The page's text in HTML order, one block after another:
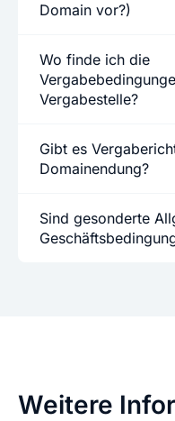
Domain vor?)
Wo finde ich die
Vergabestelle?
Gibt es
Domainendung?
Sind gesonderte
Weitere